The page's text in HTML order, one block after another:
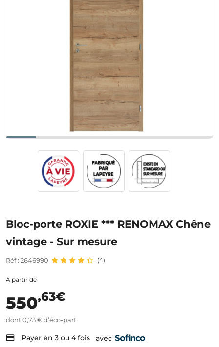
Bloc-porte ROXIE *** RENOMAX Chêne
vintage - Sur mesure
Réf : 2646990 (4)
À partir de
550,63€
dont 0,73 € d’éco-part
Payer en 3 ou 4 fois avec